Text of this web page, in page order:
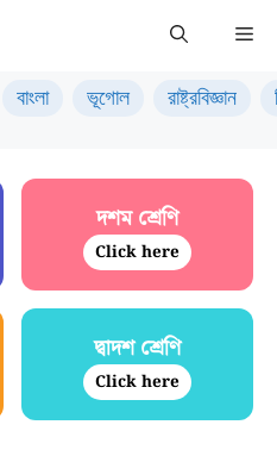
বাংলা ভূগোল রাষ্ট্রবিজ্ঞান
দশম শ্রেণি
Click here
দ্বাদশ শ্রেণি
Click here